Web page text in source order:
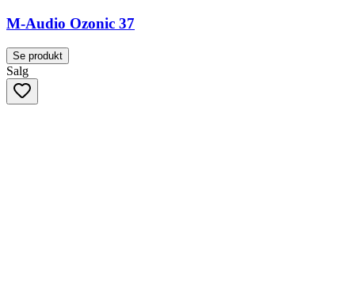
M-Audio Ozonic 37
Se produkt
Salg